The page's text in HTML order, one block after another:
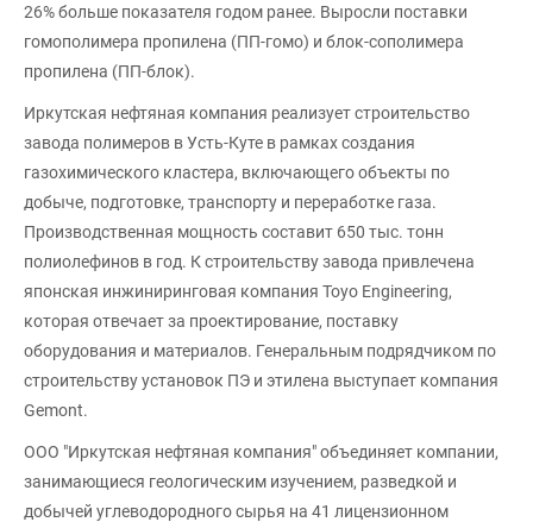
26% больше показателя годом ранее. Выросли поставки
гомополимера пропилена (ПП-гомо) и блок-сополимера
пропилена (ПП-блок).
Иркутская нефтяная компания реализует строительство
завода полимеров в Усть-Куте в рамках создания
газохимического кластера, включающего объекты по
добыче, подготовке, транспорту и переработке газа.
Производственная мощность составит 650 тыс. тонн
полиолефинов в год. К строительству завода привлечена
японская инжиниринговая компания Toyo Engineering,
которая отвечает за проектирование, поставку
оборудования и материалов. Генеральным подрядчиком по
строительству установок ПЭ и этилена выступает компания
Gemont.
ООО "Иркутская нефтяная компания" объединяет компании,
занимающиеся геологическим изучением, разведкой и
добычей углеводородного сырья на 41 лицензионном